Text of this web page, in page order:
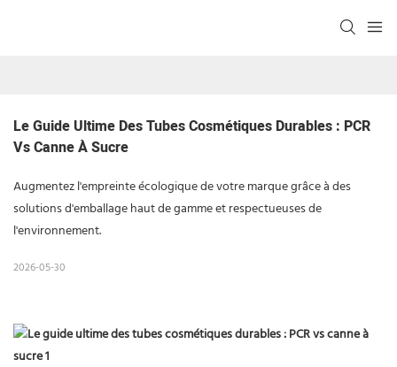
Le Guide Ultime Des Tubes Cosmétiques Durables : PCR
Vs Canne À Sucre
Augmentez l'empreinte écologique de votre marque grâce à des
solutions d'emballage haut de gamme et respectueuses de
l'environnement.
2026-05-30